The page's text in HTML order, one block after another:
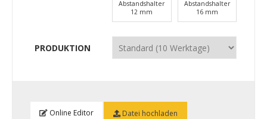
Abstandshalter
12 mm
Abstandshalter
16 mm
PRODUKTION
Online Editor Datei hochladen